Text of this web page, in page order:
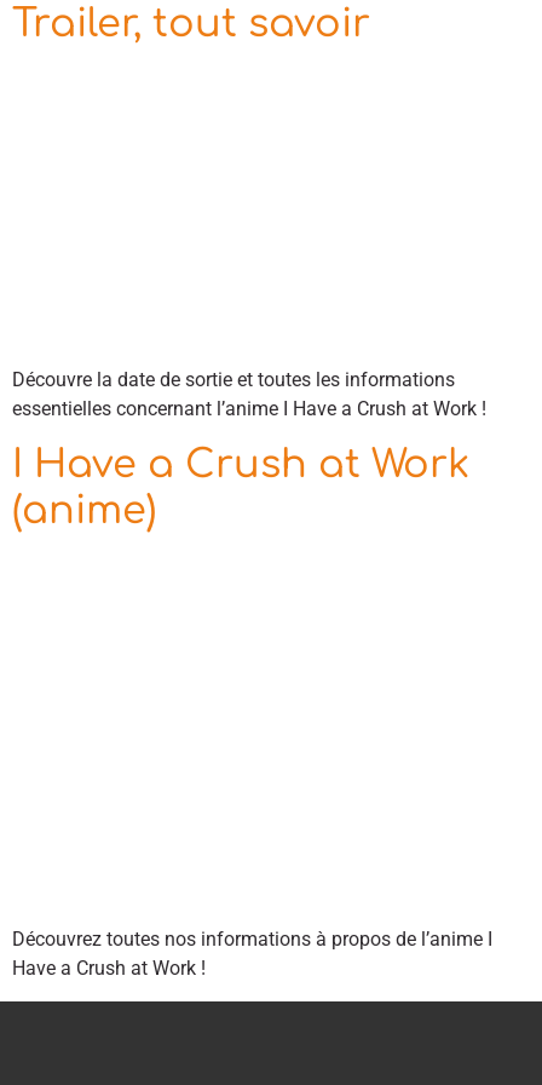
Trailer, tout savoir
Découvre la date de sortie et toutes les informations
essentielles concernant l’anime I Have a Crush at Work !
I Have a Crush at Work
(anime)
Découvrez toutes nos informations à propos de l’anime I
Have a Crush at Work !